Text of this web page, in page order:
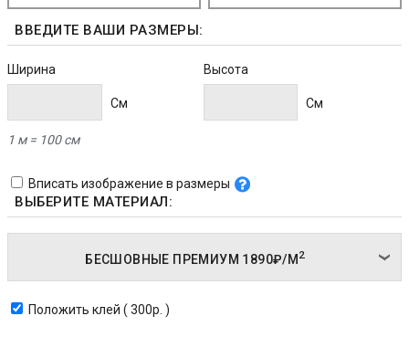
ВВЕДИТЕ ВАШИ РАЗМЕРЫ:
Ширина
Cм
Высота
Cм
1 м = 100 см
Вписать изображение в размеры
ВЫБЕРИТЕ МАТЕРИАЛ:
БЕСШОВНЫЕ ПРЕМИУМ 1890₽/М2
Положить клей ( 300р. )